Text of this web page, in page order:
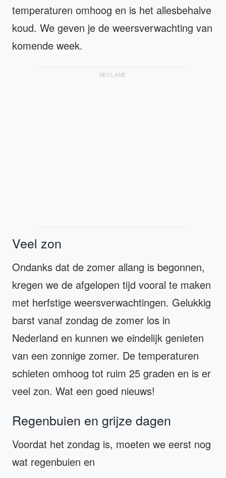
temperaturen omhoog en is het allesbehalve
koud. We geven je de weersverwachting van
komende week.
RECLAME
Veel zon
Ondanks dat de zomer allang is begonnen,
kregen we de afgelopen tijd vooral te maken
met herfstige weersverwachtingen. Gelukkig
barst vanaf zondag de zomer los in
Nederland en kunnen we eindelijk genieten
van een zonnige zomer. De temperaturen
schieten omhoog tot ruim 25 graden en is er
veel zon. Wat een goed nieuws!
Regenbuien en grijze dagen
Voordat het zondag is, moeten we eerst nog
wat regenbuien en